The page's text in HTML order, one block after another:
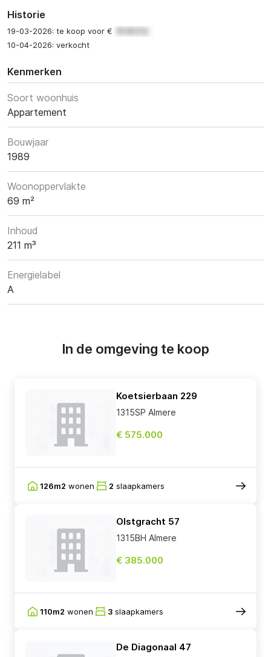
Historie
19-03-2026: te koop voor €
10-04-2026: verkocht
Kenmerken
Soort woonhuis
Appartement
Bouwjaar
1989
Woonoppervlakte
69 m²
Inhoud
211 m³
Energielabel
A
In de omgeving te koop
Koetsierbaan 229
1315SP Almere
€ 575.000
126m2 wonen 2 slaapkamers
Olstgracht 57
1315BH Almere
€ 385.000
110m2 wonen 3 slaapkamers
De Diagonaal 47